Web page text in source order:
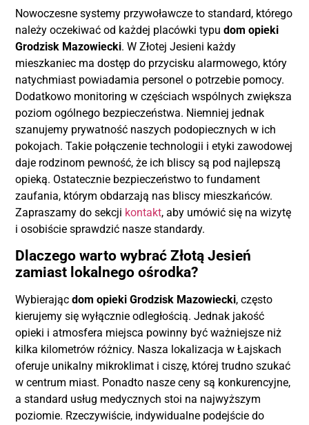
Nowoczesne systemy przywoławcze to standard, którego
należy oczekiwać od każdej placówki typudom opieki
Grodzisk Mazowiecki. W Złotej Jesieni każdy
mieszkaniec ma dostęp do przycisku alarmowego, który
natychmiast powiadamia personel o potrzebie pomocy.
Dodatkowo monitoring w częściach wspólnych zwiększa
poziom ogólnego bezpieczeństwa. Niemniej jednak
szanujemy prywatność naszych podopiecznych w ich
pokojach. Takie połączenie technologii i etyki zawodowej
daje rodzinom pewność, że ich bliscy są pod najlepszą
opieką. Ostatecznie bezpieczeństwo to fundament
zaufania, którym obdarzają nas bliscy mieszkańców.
Zapraszamy do sekcji kontakt, aby umówić się na wizytę
i osobiście sprawdzić nasze standardy.
Dlaczego warto wybrać Złotą Jesień
zamiast lokalnego ośrodka?
Wybierającdom opieki Grodzisk Mazowiecki, często
kierujemy się wyłącznie odległością. Jednak jakość
opieki i atmosfera miejsca powinny być ważniejsze niż
kilka kilometrów różnicy. Nasza lokalizacja w Łajskach
oferuje unikalny mikroklimat i ciszę, której trudno szukać
w centrum miast. Ponadto nasze ceny są konkurencyjne,
a standard usług medycznych stoi na najwyższym
poziomie. Rzeczywiście, indywidualne podejście do